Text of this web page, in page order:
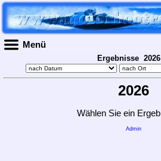
Menü
Ergebnisse
2026
Wählen Sie ein
Admin